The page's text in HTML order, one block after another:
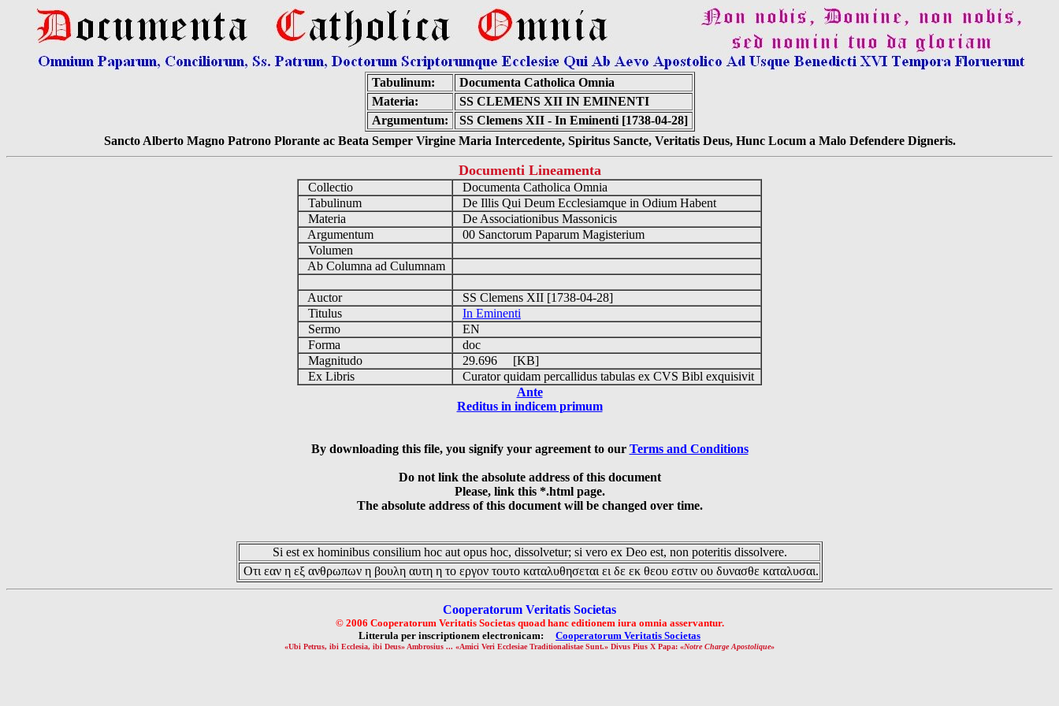
Tabulinum:
Documenta Catholica Omnia
Materia:
SS CLEMENS XII IN EMINENTI
Argumentum:
SS Clemens XII - In Eminenti [1738-04-28]
Sancto Alberto Magno Patrono Plorante ac Beata Semper Virgine Maria Intercedente, Spiritus Sancte, Veritatis Deus, Hunc Locum a Malo Defendere Digneris.
Documenti Lineamenta
Collectio
Documenta Catholica Omnia
Tabulinum
De Illis Qui Deum Ecclesiamque in Odium Habent
Materia
De Associationibus Massonicis
Argumentum
00 Sanctorum Paparum Magisterium
Volumen
Ab Columna ad Culumnam
Auctor
SS Clemens XII [1738-04-28]
Titulus
In Eminenti
Sermo
EN
Forma
doc
Magnitudo
29.696 [KB]
Ex Libris
Curator quidam percallidus tabulas ex CVS Bibl exquisivit
Ante
Reditus in indicem primum
By downloading this file, you signify your agreement to our Terms and Conditions
Do not link the absolute address of this document
Please, link this *.html page.
The absolute address of this document will be changed over time.
Si est ex hominibus consilium hoc aut opus hoc, dissolvetur; si vero ex Deo est, non poteritis dissolvere.
Οτι εαν η εξ ανθρωπων η βουλη αυτη η το εργον τουτο καταλυθησεται ει δε εκ θεου εστιν ου δυνασθε καταλυσαι.
Cooperatorum Veritatis Societas
© 2006 Cooperatorum Veritatis Societas quoad hanc editionem iura omnia asservantur.
Litterula per inscriptionem electronicam: Cooperatorum Veritatis Societas
«Ubi Petrus, ibi Ecclesia, ibi Deus» Ambrosius ... «Amici Veri Ecclesiae Traditionalistae Sunt.» Divus Pius X Papa: «Notre Charge Apostolique»